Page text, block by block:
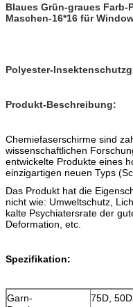
Blaues Grün-graues
Maschen-16*16 für
Polyester-
Produkt-Beschreibung:
Chemiefaserschirme sind
wissenschaftlichen
entwickelte Produkte eines
einzigartigen neuen Typs
Das Produkt hat die
nicht wie: Umweltschutz,
kalte Psychiatersrate der
Deformation, etc.
Spezifikation:
Garn-
75D,